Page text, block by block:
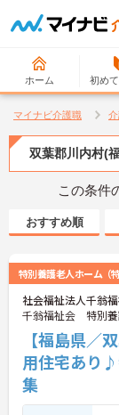
ホーム 初め
マイナビ介護職
双葉郡川内村(
この条件
おすすめ順
特別養護老人ホーム（特
社会福祉法人千翁
千翁福祉会 特別養
【福島県／
用住宅あり
集